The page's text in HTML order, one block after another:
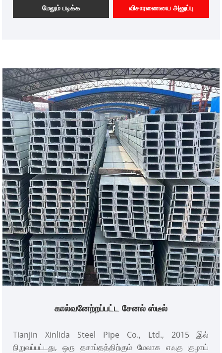
திறன், கட்டுமானத் துறை மற்றும் எரிசக்தி போன்ற பல
துறைகளில் ஆழமாக ஈடுபட்டுள்ளது. உயர்தர ரீபார்
இது வாங்குபவர்களுக்கு "நிர்மாணத்தை தாமதப்படுத்தும்
முழுமையற்ற விவரக்குறிப்புகள், பாதுகாப்பு அபாயங்களை
ஏற்படுத்தும் தரமற்ற தரம், நீண்ட டெலிவரி சுழற்சிகள்
செலவுகளை அதிகரிப்பது மற்றும் சிரமமான செயலாக்கம்
ஆகியவை" போன்ற முக்கிய வலி புள்ளிகளை முழுமையாக
தீர்க்கிறது. நிறுவனத்தின் உலகளாவிய விநியோகச் சங்கிலி
மற்றும் முதிர்ந்த உற்பத்தித் திறன்களை நம்பி, இது பல்வேறு
திட்டங்களுக்கு உயர் செயல்திறன், உயர்-நம்பகத் தீர்வுகளை
வழங்குகிறது, இது பொறியியல் கொள்முதல் செய்வதற்கான
நம்பகமான தேர்வாக அமைகிறது.
மேலும் படிக்க விசாரணையை அனுப்பு
கால்வனேற்றப்பட்ட சேனல் ஸ்டீல்
Tianjin Xinlida Steel Pipe Co., Ltd., 2015 இல்
நிறுவப்பட்டது, ஒரு தசாப்தத்திற்கும் மேலாக எஃகு குழாய்